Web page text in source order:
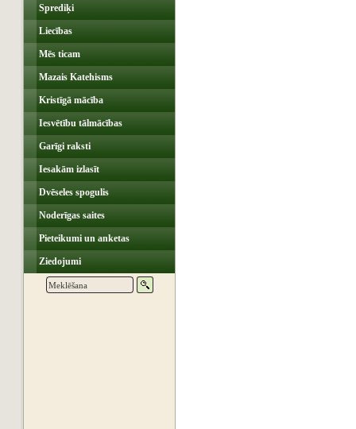
Sprediķi
Liecības
Mēs ticam
Mazais Katehisms
Kristīgā mācība
Iesvētību tālmācības
Garīgi raksti
Iesakām izlasīt
Dvēseles spogulis
Noderīgas saites
Pieteikumi un anketas
Ziedojumi